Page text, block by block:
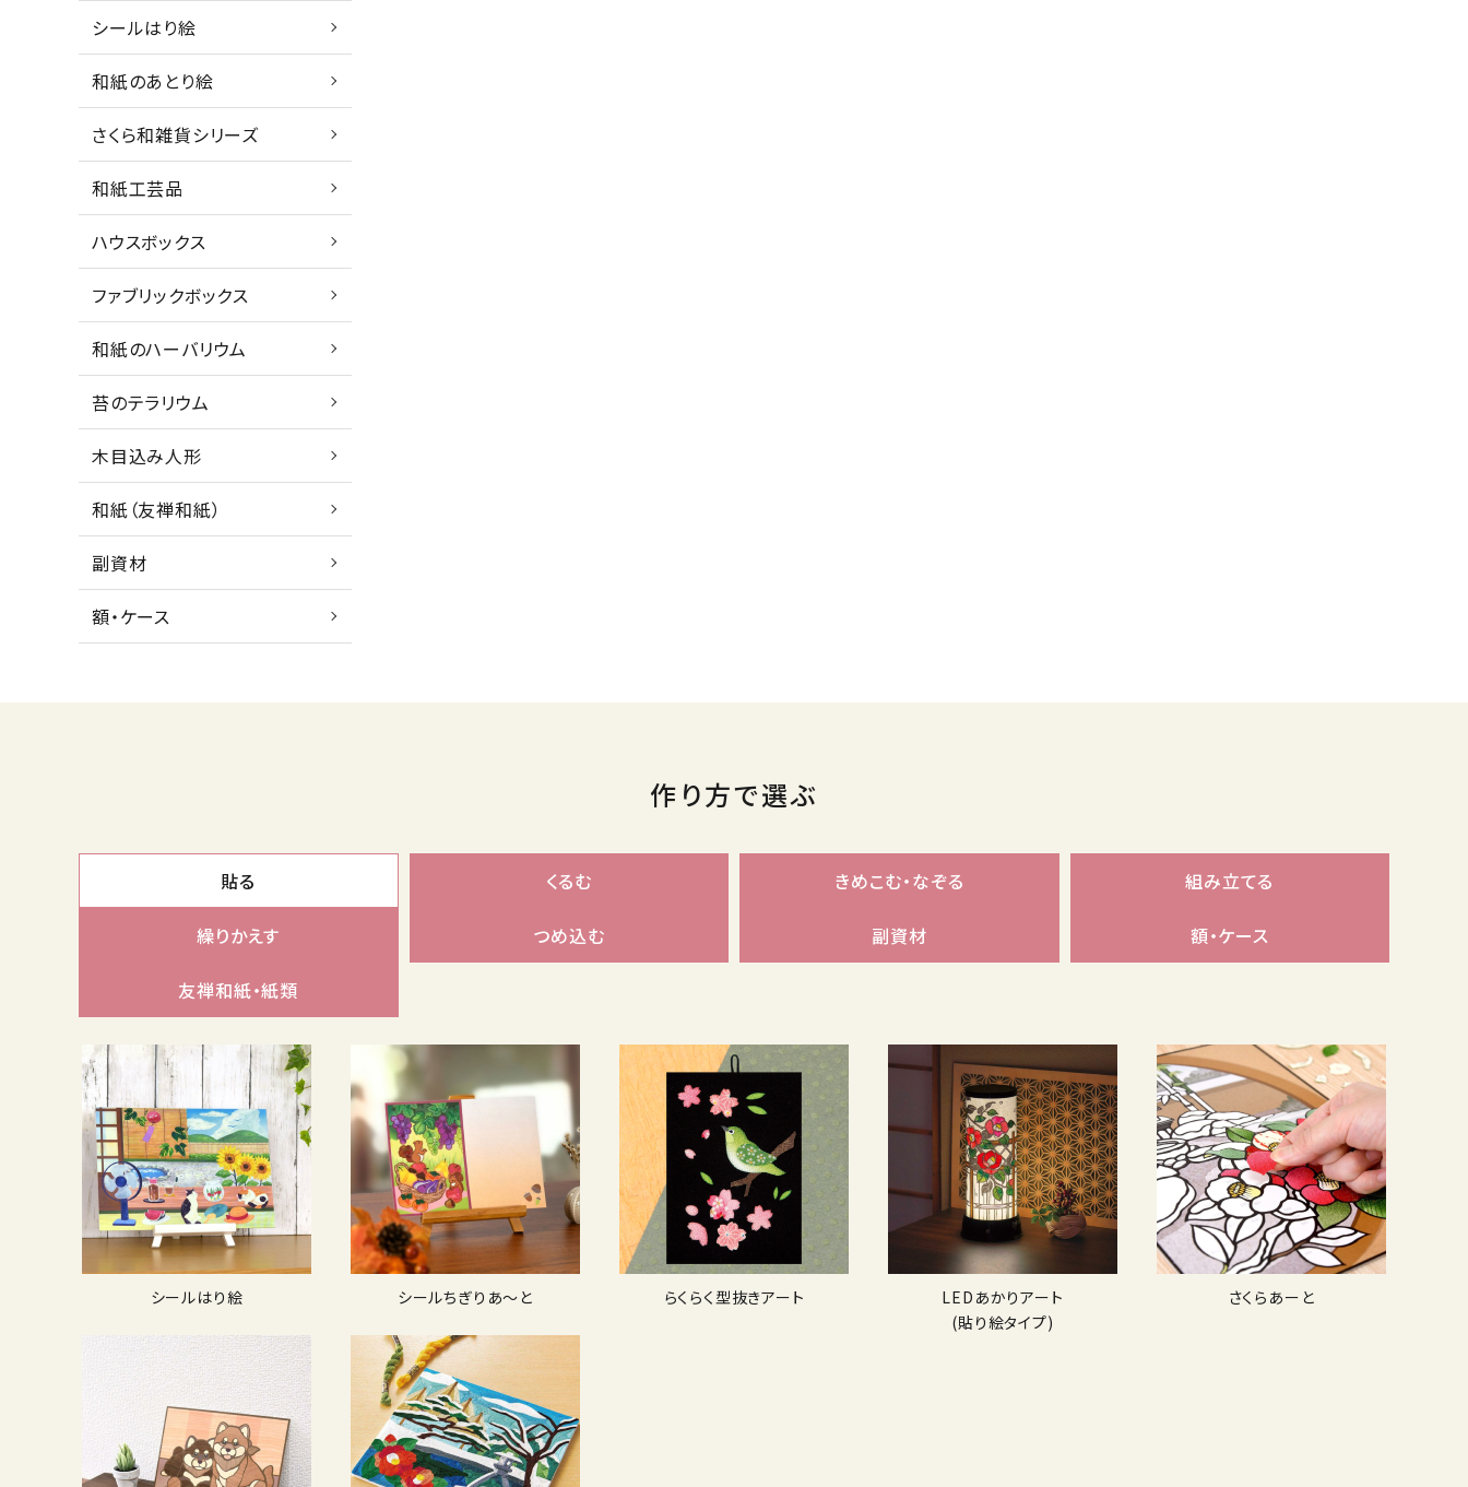
シールはり絵
和紙のあとり絵
さくら和雑貨シリーズ
和紙工芸品
ハウスボックス
ファブリックボックス
和紙のハーバリウム
苔のテラリウム
木目込み人形
和紙（友禅和紙）
副資材
額・ケース
作り方で選ぶ
貼る くるむ きめこむ・なぞる 組み立てる
繰りかえす つめ込む 副資材 額・ケース
友禅和紙・紙類
シールはり絵 シールちぎりあ〜と らくらく型抜きアート
LEDあかりアート
(貼り絵タイプ)
さくらあーと